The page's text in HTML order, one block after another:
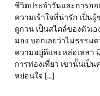
ชีวิตประจำวันและการอ
ความเร้าใจที่น่ารัก เป็น
ดูกวน เป็นสไตล์ของตัวเ
มอง บอกเลยว่าไม่ธรรม
ความอยู่ดีและหล่อเหลา
การท่องเที่ยว เขานั้นเ
หย่อนใจ […]